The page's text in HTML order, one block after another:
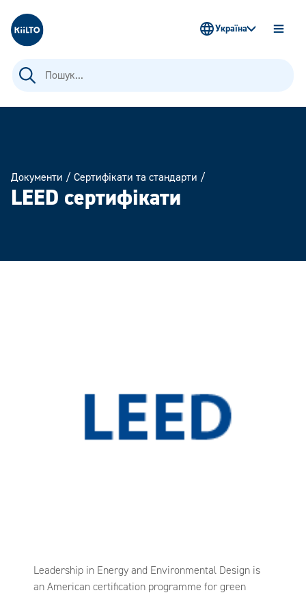
Kiilto Ukraine
Пошук:
OPEN
Україна
Документи / Сертифікати та стандарти /
LEED сертифікати
Leadership in Energy and Environmental Design is
an American certification programme for green